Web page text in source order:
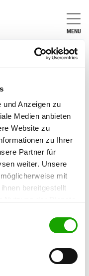
und Anzeigen zu
Medien anbieten
Website zu
zu Ihrer
Partner für
weiter. Unsere
mit
bereitgestellt
weiterhin nutzen.
MENU